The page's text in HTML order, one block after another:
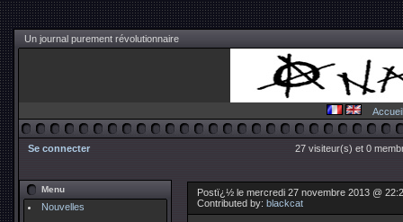
Un journal purement révolutionnaire
Accueil
Se connecter 27 visiteur(s) et 0
Menu
Nouvelles
Postï¿½ le mercredi 27 novembre 2013 @
Contributed by: blackcat